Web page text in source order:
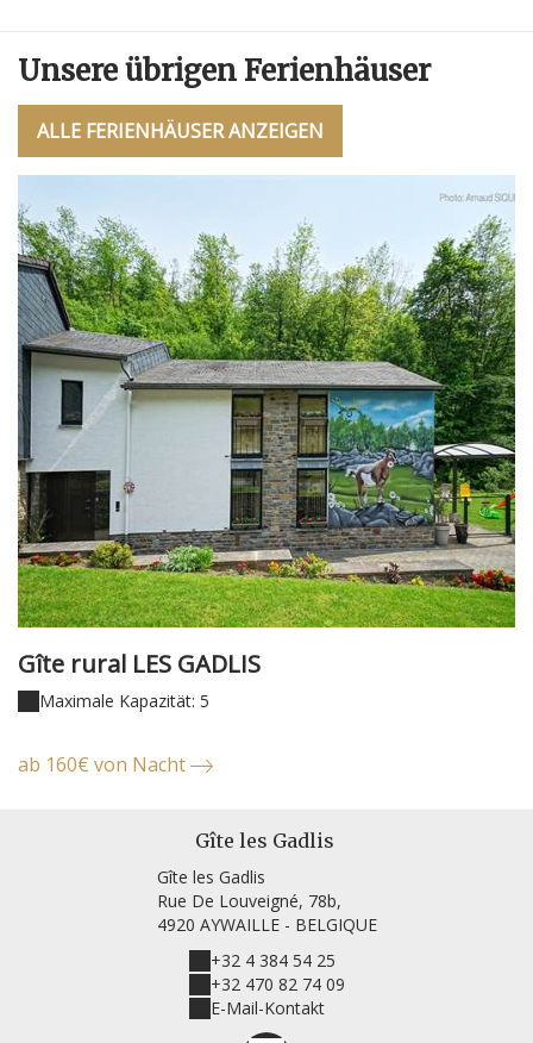
Unsere übrigen Ferienhäuser
ALLE FERIENHÄUSER ANZEIGEN
Gîte rural LES GADLIS
Maximale Kapazität: 5
ab 160€ von Nacht
Gîte les Gadlis
Gîte les Gadlis
Rue De Louveigné, 78b,
4920 AYWAILLE - BELGIQUE
+32 4 384 54 25
+32 470 82 74 09
E-Mail-Kontakt